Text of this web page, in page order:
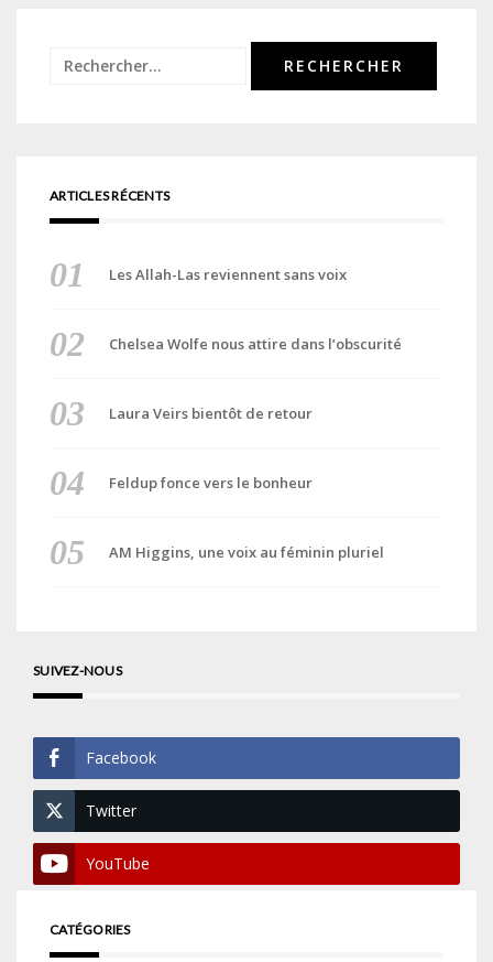
Rechercher :
ARTICLES RÉCENTS
Les Allah-Las reviennent sans voix
Chelsea Wolfe nous attire dans l’obscurité
Laura Veirs bientôt de retour
Feldup fonce vers le bonheur
AM Higgins, une voix au féminin pluriel
SUIVEZ-NOUS
Facebook
Twitter
YouTube
CATÉGORIES